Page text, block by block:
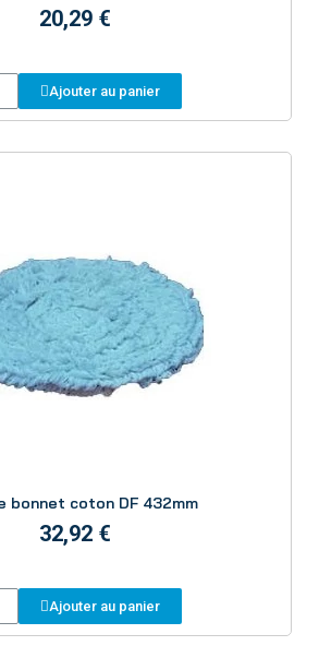
20,29 €
Ajouter au panier
bonnet coton DF 432mm
32,92 €
Ajouter au panier